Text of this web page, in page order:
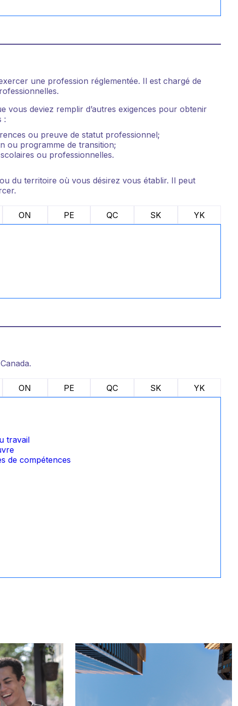
une profession réglementée. Il est chargé de
vous deviez remplir d’autres exigences pour obtenir
:
ou preuve de statut professionnel;
ou programme de transition;
ou professionnelles.
du territoire où vous désirez vous établir. Il peut
ON PE QC SK YK
ON PE QC SK YK
travail
de compétences